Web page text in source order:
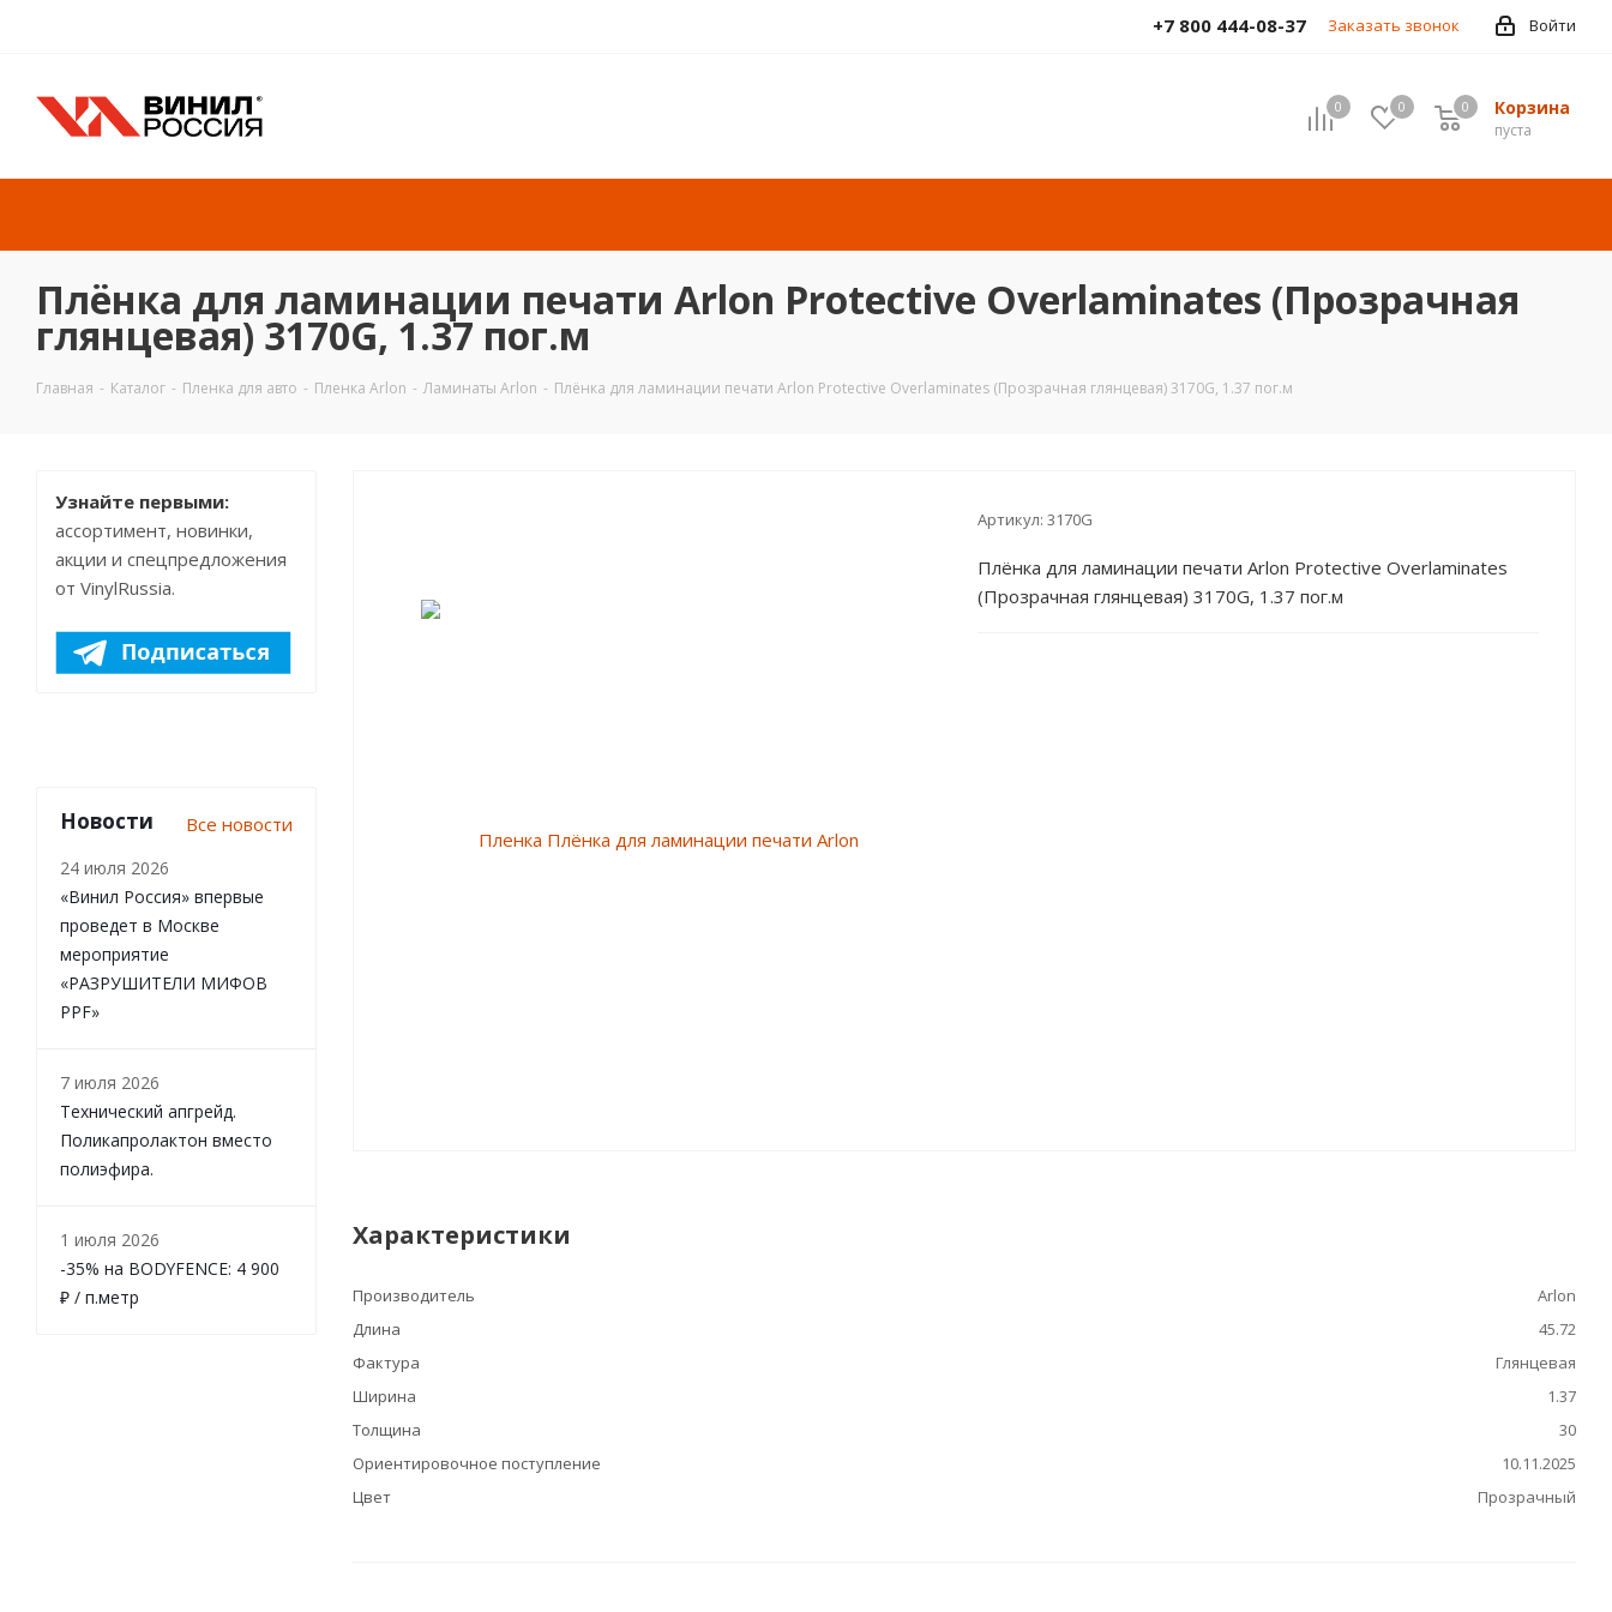
Войти
+7 800 444-08-37 Заказать звонок
0 0 Корзина
пуста
0
Плёнка для ламинации печати Arlon Protective Overlaminates (Прозрачная
глянцевая) 3170G, 1.37 пог.м
Главная - Каталог - Пленка для авто - Пленка Arlon - Ламинаты Arlon - Плёнка для ламинации печати Arlon Protective Overlaminates (Прозрачная глянцевая) 3170G, 1.37 пог.м
Артикул: 3170G
Плёнка для ламинации печати Arlon Protective Overlaminates
(Прозрачная глянцевая) 3170G, 1.37 пог.м
Характеристики
Производитель
Arlon
Длина
45.72
Фактура
Глянцевая
Ширина
1.37
Толщина
30
Ориентировочное поступление
10.11.2025
Цвет
Прозрачный
Узнайте первыми:
ассортимент, новинки,
акции и спецпредложения
от VinylRussia.
Новости Все новости
24 июля 2026
«Винил Россия» впервые
проведет в Москве
мероприятие
«РАЗРУШИТЕЛИ МИФОВ
PPF»
7 июля 2026
Технический апгрейд.
Поликапролактон вместо
полиэфира.
1 июля 2026
-35% на BODYFENCE: 4 900
₽ / п.метр